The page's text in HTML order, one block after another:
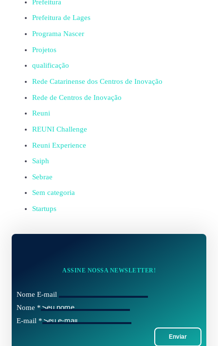
Prefeitura
Prefeitura de Lages
Programa Nascer
Projetos
qualificação
Rede Catarinense dos Centros de Inovação
Rede de Centros de Inovação
Reuni
REUNI Challenge
Reuni Experience
Saiph
Sebrae
Sem categoria
Startups
ASSINE NOSSA NEWSLETTER!
Nome E-mail
Nome *
E-mail *
Enviar